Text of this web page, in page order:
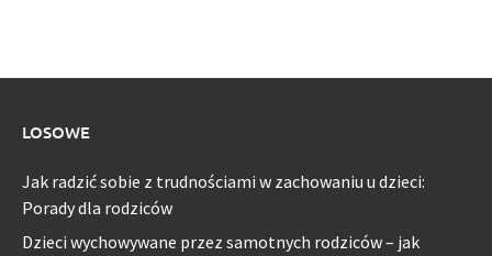
LOSOWE
Jak radzić sobie z trudnościami w zachowaniu u dzieci:
Porady dla rodziców
Dzieci wychowywane przez samotnych rodziców – jak